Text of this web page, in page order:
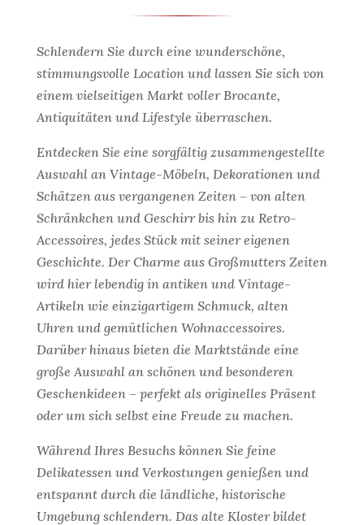
Schlendern Sie durch eine wunderschöne,
stimmungsvolle Location und lassen Sie sich von
einem vielseitigen Markt voller Brocante,
Antiquitäten und Lifestyle überraschen.
Entdecken Sie eine sorgfältig zusammengestellte
Auswahl an Vintage-Möbeln, Dekorationen und
Schätzen aus vergangenen Zeiten – von alten
Schränkchen und Geschirr bis hin zu Retro-
Accessoires, jedes Stück mit seiner eigenen
Geschichte. Der Charme aus Großmutters Zeiten
wird hier lebendig in antiken und Vintage-
Artikeln wie einzigartigem Schmuck, alten
Uhren und gemütlichen Wohnaccessoires.
Darüber hinaus bieten die Marktstände eine
große Auswahl an schönen und besonderen
Geschenkideen – perfekt als originelles Präsent
oder um sich selbst eine Freude zu machen.
Während Ihres Besuchs können Sie feine
Delikatessen und Verkostungen genießen und
entspannt durch die ländliche, historische
Umgebung schlendern. Das alte Kloster bildet